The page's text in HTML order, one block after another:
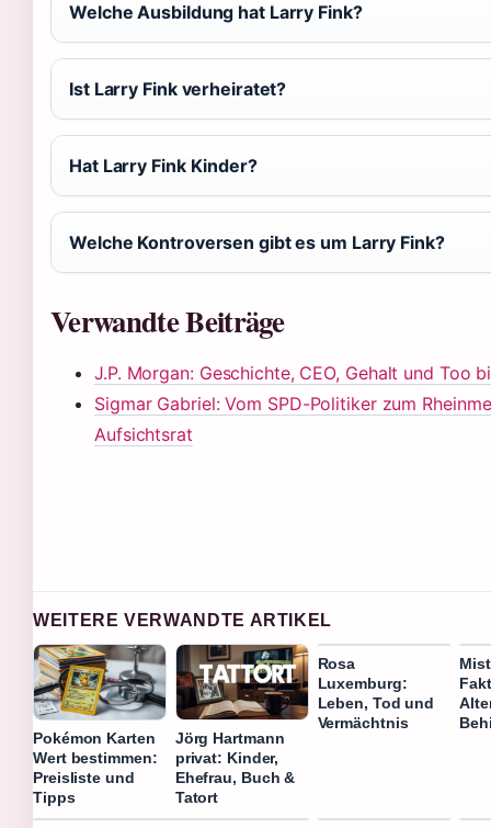
Welche Ausbildung hat Larry Fink?
Ist Larry Fink verheiratet?
Hat Larry Fink Kinder?
Welche Kontroversen gibt es um Larry Fink?
Verwandte Beiträge
J.P. Morgan: Geschichte, CEO, Gehalt und Too
Sigmar Gabriel: Vom SPD-Politiker zum
Aufsichtsrat
WEITERE VERWANDTE ARTIKEL
Pokémon Karten
Wert bestimmen:
Preisliste und
Tipps
Jörg Hartmann
privat: Kinder,
Ehefrau, Buch &
Tatort
Rosa
Luxemburg:
Leben, Tod und
Vermächtnis